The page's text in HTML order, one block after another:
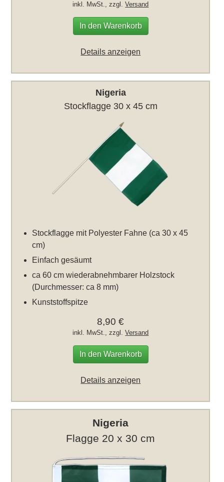
inkl. MwSt., zzgl.Versand
In den Warenkorb
Details anzeigen
Nigeria
Stockflagge 30 x 45 cm
Stockflagge mit Polyester Fahne (ca 30 x 45
cm)
Einfach gesäumt
ca 60 cm wiederabnehmbarer Holzstock
(Durchmesser: ca 8 mm)
Kunststoffspitze
8,90 €
inkl. MwSt., zzgl.Versand
In den Warenkorb
Details anzeigen
Nigeria
Flagge 20 x 30 cm